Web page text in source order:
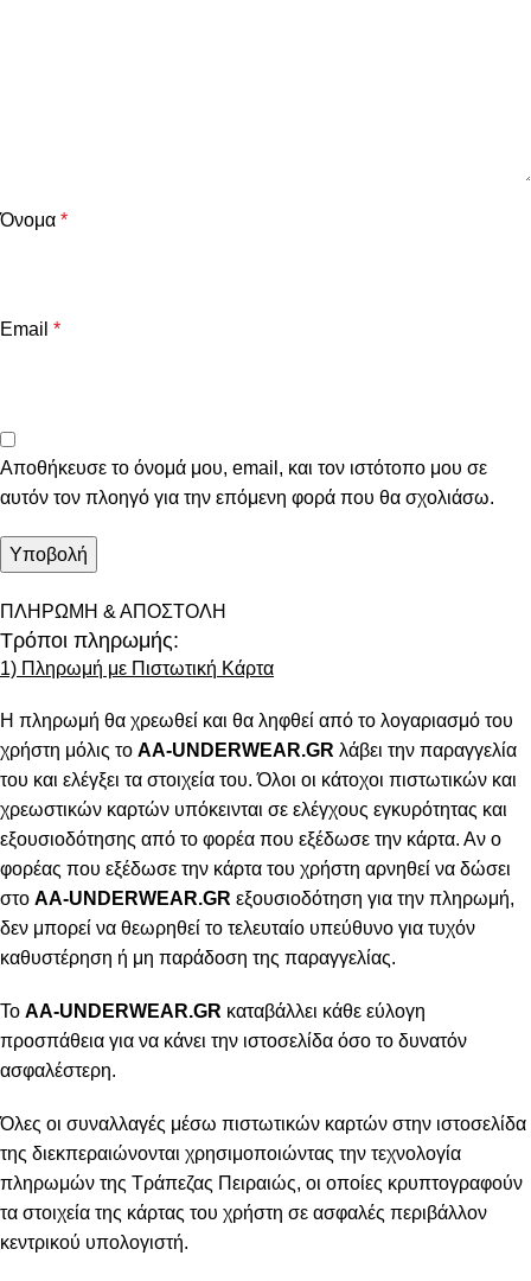
Όνομα *
Email *
Αποθήκευσε το όνομά μου, email, και τον ιστότοπο μου σε
αυτόν τον πλοηγό για την επόμενη φορά που θα σχολιάσω.
ΠΛΗΡΩΜΗ & ΑΠΟΣΤΟΛΗ
Τρόποι πληρωμής:
1) Πληρωμή με Πιστωτική Κάρτα
Η πληρωμή θα χρεωθεί και θα ληφθεί από το λογαριασμό του
χρήστη μόλις το AA-UNDERWEAR.GR λάβει την παραγγελία
του και ελέγξει τα στοιχεία του. Όλοι οι κάτοχοι πιστωτικών και
χρεωστικών καρτών υπόκεινται σε ελέγχους εγκυρότητας και
εξουσιοδότησης από το φορέα που εξέδωσε την κάρτα. Αν ο
φορέας που εξέδωσε την κάρτα του χρήστη αρνηθεί να δώσει
στο AA-UNDERWEAR.GR εξουσιοδότηση για την πληρωμή,
δεν μπορεί να θεωρηθεί το τελευταίο υπεύθυνο για τυχόν
καθυστέρηση ή μη παράδοση της παραγγελίας.
Το AA-UNDERWEAR.GR καταβάλλει κάθε εύλογη
προσπάθεια για να κάνει την ιστοσελίδα όσο το δυνατόν
ασφαλέστερη.
Όλες οι συναλλαγές μέσω πιστωτικών καρτών στην ιστοσελίδα
της διεκπεραιώνονται χρησιμοποιώντας την τεχνολογία
πληρωμών της Τράπεζας Πειραιώς, οι οποίες κρυπτογραφούν
τα στοιχεία της κάρτας του χρήστη σε ασφαλές περιβάλλον
κεντρικού υπολογιστή.